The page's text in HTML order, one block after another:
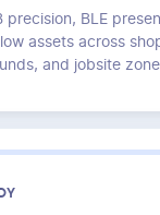
precision, BLE
assets across
and jobsite